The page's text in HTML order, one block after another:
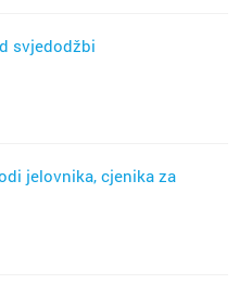
svjedodžbi
jelovnika, cjenika za